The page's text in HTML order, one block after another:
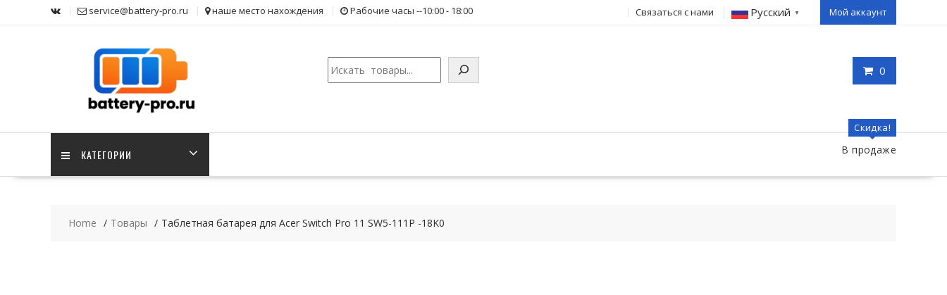
service@battery-pro.ru наше место нахождения Рабочие часы --10:00 - 18:00 Связаться с нами Русский ▼ Мой аккаунт
0
Поиск
КАТЕГОРИИ
Скидка!
В продаже
Home Товары Таблетная батарея для Acer Switch Pro 11 SW5-111P -18K0